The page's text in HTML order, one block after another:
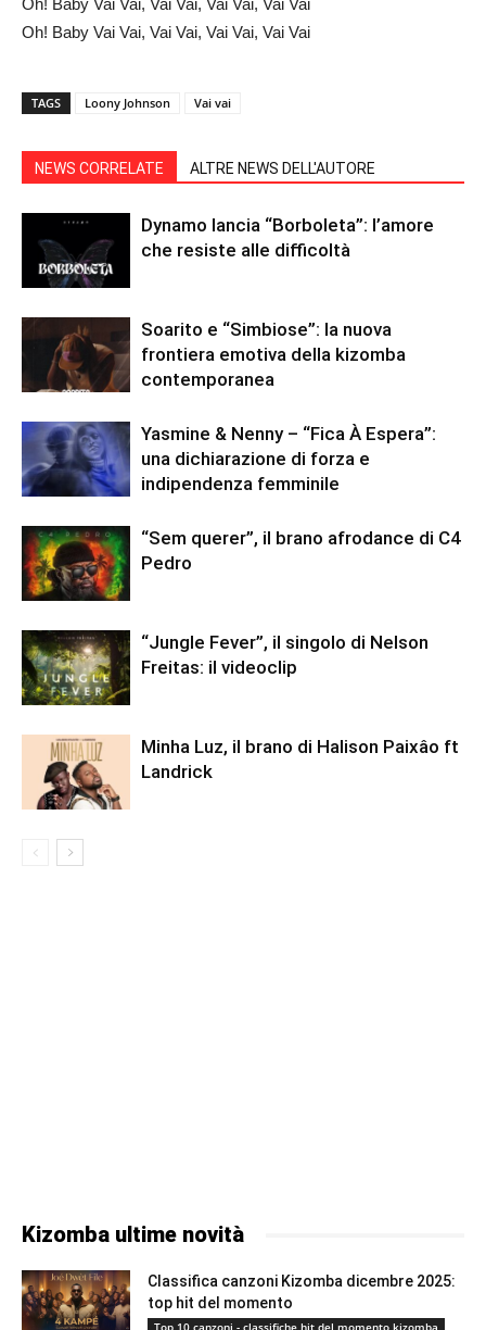
Oh! Baby Vai Vai, Vai Vai, Vai Vai, Vai Vai
Oh! Baby Vai Vai, Vai Vai, Vai Vai, Vai Vai
TAGS Loony Johnson Vai vai
NEWS CORRELATE ALTRE NEWS DELL'AUTORE
Dynamo lancia “Borboleta”: l’amore
che resiste alle difficoltà
Soarito e “Simbiose”: la nuova
frontiera emotiva della kizomba
contemporanea
Yasmine & Nenny – “Fica À Espera”:
una dichiarazione di forza e
indipendenza femminile
“Sem querer”, il brano afrodance di C4
Pedro
“Jungle Fever”, il singolo di Nelson
Freitas: il videoclip
Minha Luz, il brano di Halison Paixâo ft
Landrick
Kizomba ultime novità
Classifica canzoni Kizomba dicembre 2025:
top hit del momento